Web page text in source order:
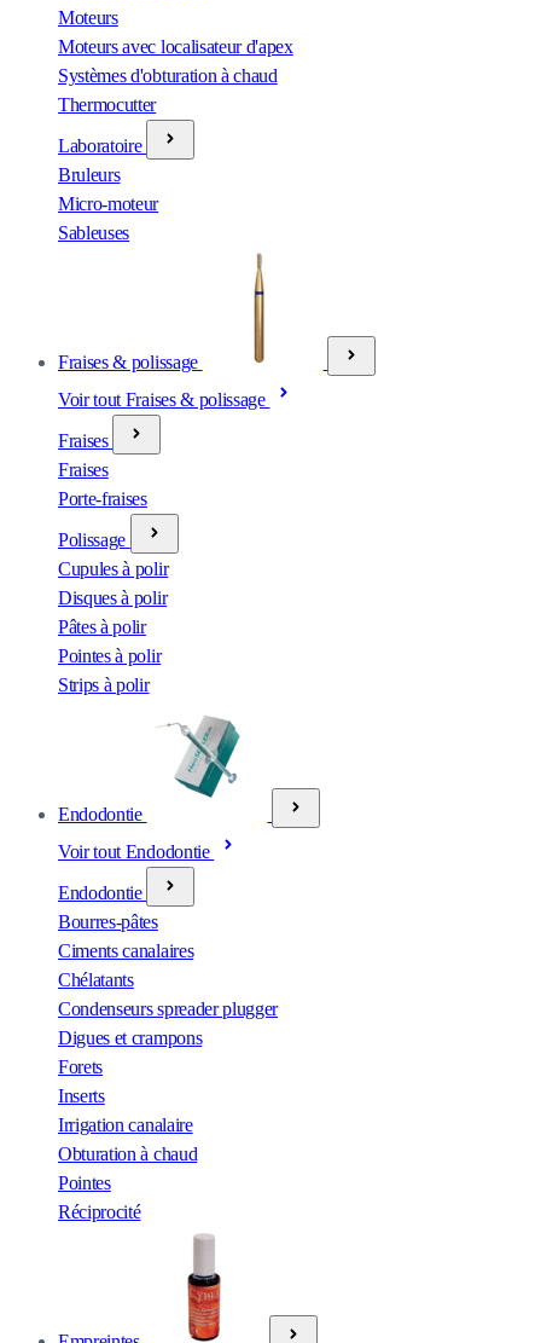
Moteurs
Moteurs avec localisateur d'apex
Systèmes d'obturation à chaud
Thermocutter
Laboratoire
Bruleurs
Micro-moteur
Sableuses
Fraises & polissage
Voir tout Fraises & polissage
Fraises
Fraises
Porte-fraises
Polissage
Cupules à polir
Disques à polir
Pâtes à polir
Pointes à polir
Strips à polir
Endodontie
Voir tout Endodontie
Endodontie
Bourres-pâtes
Ciments canalaires
Chélatants
Condenseurs spreader plugger
Digues et crampons
Forets
Inserts
Irrigation canalaire
Obturation à chaud
Pointes
Réciprocité